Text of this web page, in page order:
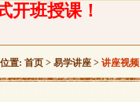
开班授课！
置: 首页 > 易学讲座 > 讲座视频